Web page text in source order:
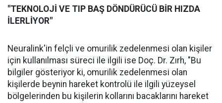
"TEKNOLOJİ VE TIP BAŞ DÖNDÜRÜCÜ BİR HIZDA
İLERLİYOR"
Neuralink'in felçli ve omurilik zedelenmesi olan kişiler
için kullanılması süreci ile ilgili ise Doç. Dr. Zırh, "Bu
bilgiler gösteriyor ki, omurilik zedelenmesi olan
kişilerde beynin hareket kontrolü ile ilgili yüzeysel
bölgelerinden bu kişilerin kollarını bacaklarını hareket